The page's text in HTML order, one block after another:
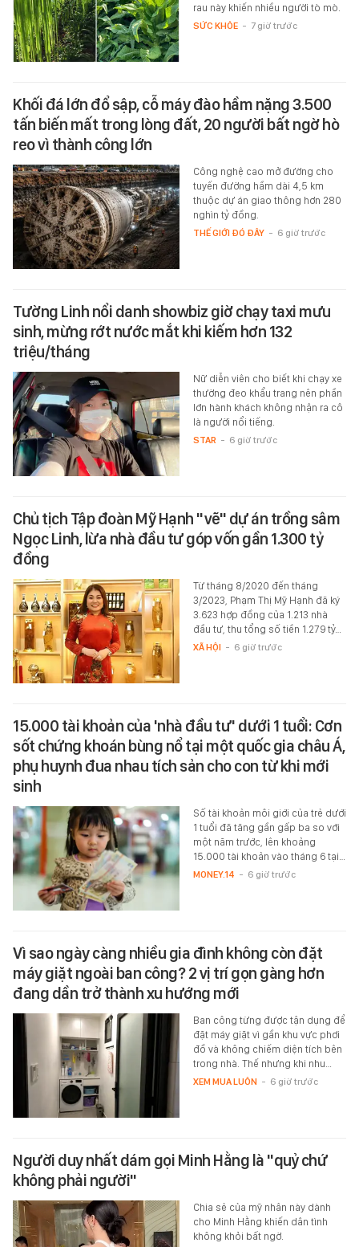
rau này khiến nhiều người tò mò.
SỨC KHỎE - 7 giờ trước
Khối đá lớn đổ sập, cỗ máy đào hầm nặng 3.500
tấn biến mất trong lòng đất, 20 người bất ngờ hò
reo vì thành công lớn
Công nghệ cao mở đường cho
tuyến đường hầm dài 4,5 km
thuộc dự án giao thông hơn 280
nghìn tỷ đồng.
THẾ GIỚI ĐÓ ĐÂY - 6 giờ trước
Tường Linh nổi danh showbiz giờ chạy taxi mưu
sinh, mừng rớt nước mắt khi kiếm hơn 132
triệu/tháng
Nữ diễn viên cho biết khi chạy xe
thường đeo khẩu trang nên phần
lớn hành khách không nhận ra cô
là người nổi tiếng.
STAR - 6 giờ trước
Chủ tịch Tập đoàn Mỹ Hạnh "vẽ" dự án trồng sâm
Ngọc Linh, lừa nhà đầu tư góp vốn gần 1.300 tỷ
đồng
Từ tháng 8/2020 đến tháng
3/2023, Phạm Thị Mỹ Hạnh đã ký
3.623 hợp đồng của 1.213 nhà
đầu tư, thu tổng số tiền 1.279 tỷ…
XÃ HỘI - 6 giờ trước
15.000 tài khoản của 'nhà đầu tư' dưới 1 tuổi: Cơn
sốt chứng khoán bùng nổ tại một quốc gia châu Á,
phụ huynh đua nhau tích sản cho con từ khi mới
sinh
Số tài khoản môi giới của trẻ dưới
1 tuổi đã tăng gần gấp ba so với
một năm trước, lên khoảng
15.000 tài khoản vào tháng 6 tại…
MONEY.14 - 6 giờ trước
Vì sao ngày càng nhiều gia đình không còn đặt
máy giặt ngoài ban công? 2 vị trí gọn gàng hơn
đang dần trở thành xu hướng mới
Ban công từng được tận dụng để
đặt máy giặt vì gần khu vực phơi
đồ và không chiếm diện tích bên
trong nhà. Thế nhưng khi nhu…
XEM MUA LUÔN - 6 giờ trước
Người duy nhất dám gọi Minh Hằng là "quỷ chứ
không phải người"
Chia sẻ của mỹ nhân này dành
cho Minh Hằng khiến dân tình
không khỏi bất ngờ.